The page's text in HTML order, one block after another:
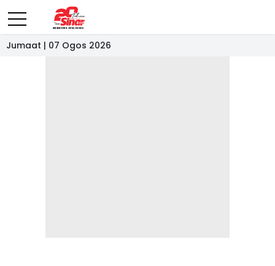
Jumaat | 07 Ogos 2026